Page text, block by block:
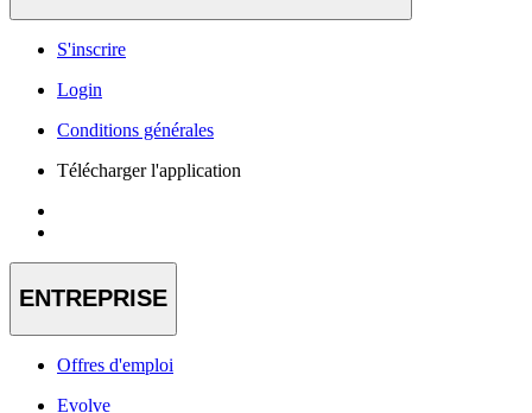
S'inscrire
Login
Conditions générales
Télécharger l'application
ENTREPRISE
Offres d'emploi
Evolve